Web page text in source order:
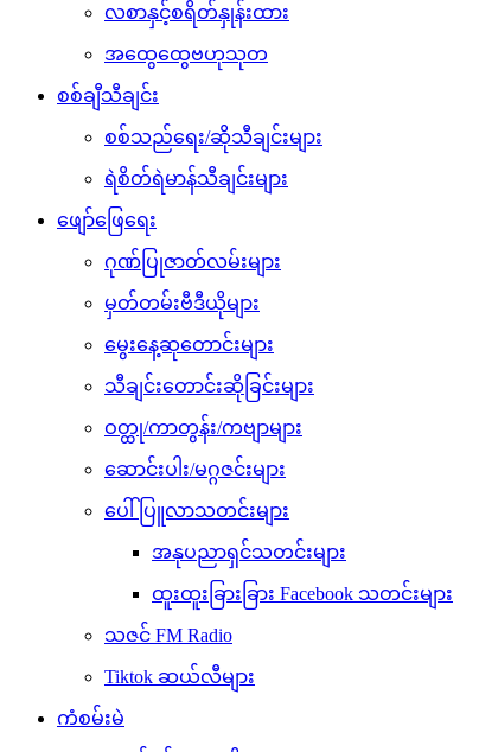
လစာနှင့်စရိတ်နှုန်းထား
အထွေထွေဗဟုသုတ
စစ်ချီသီချင်း
စစ်သည်ရေး/ဆိုသီချင်းများ
ရဲစိတ်ရဲမာန်သီချင်းများ
ဖျော်ဖြေရေး
ဂုဏ်ပြုဇာတ်လမ်းများ
မှတ်တမ်းဗီဒီယိုများ
မွေးနေ့ဆုတောင်းများ
သီချင်းတောင်းဆိုခြင်းများ
ဝတ္ထု/ကာတွန်း/ကဗျာများ
ဆောင်းပါး/မဂ္ဂဇင်းများ
ပေါ်ပြူလာသတင်းများ
အနုပညာရှင်သတင်းများ
ထူးထူးခြားခြား Facebook သတင်းများ
သဇင် FM Radio
Tiktok ဆယ်လီများ
ကံစမ်းမဲ